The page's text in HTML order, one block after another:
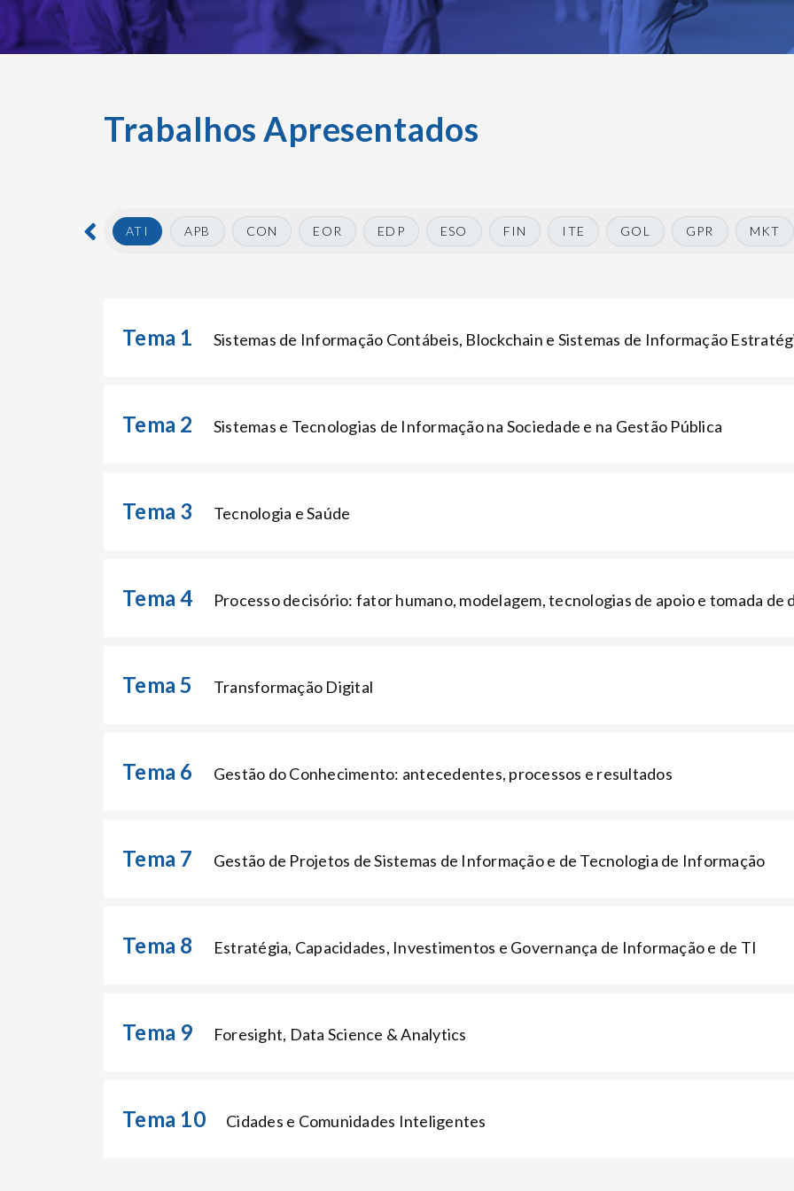
Trabalhos Apresentados
ATI APB CON EOR EDP ESO FIN ITE GOL GPR MKT
Tema 1 Sistemas de Informação Contábeis, Blockchain e Sistemas de Informação
Tema 2 Sistemas e Tecnologias de Informação na Sociedade e na Gestão Pública
Tema 3 Tecnologia e Saúde
Tema 4 Processo decisório: fator humano, modelagem, tecnologias de apoio e tomada de
Tema 5 Transformação Digital
Tema 6 Gestão do Conhecimento: antecedentes, processos e resultados
Tema 7 Gestão de Projetos de Sistemas de Informação e de Tecnologia de Informação
Tema 8 Estratégia, Capacidades, Investimentos e Governança de Informação e de TI
Tema 9 Foresight, Data Science & Analytics
Tema 10 Cidades e Comunidades Inteligentes